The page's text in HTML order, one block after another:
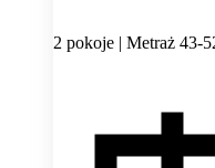
2 pokoje | Metraż 43-